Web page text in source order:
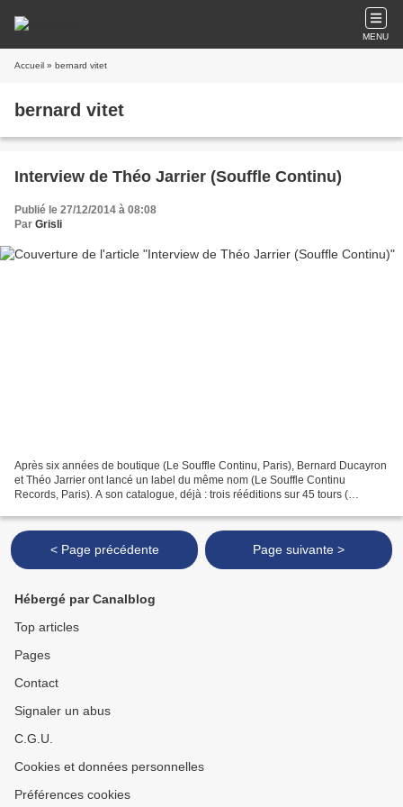
MENU
Accueil » bernard vitet
bernard vitet
Interview de Théo Jarrier (Souffle Continu)
Publié le 27/12/2014 à 08:08
Par Grisli
Après six années de boutique (Le Souffle Continu, Paris), Bernard Ducayron
et Théo Jarrier ont lancé un label du même nom (Le Souffle Continu
Records, Paris). A son catalogue, déjà : trois rééditions sur 45 tours (
< Page précédente Page suivante >
Hébergé par Canalblog
Top articles
Pages
Contact
Signaler un abus
C.G.U.
Cookies et données personnelles
Préférences cookies